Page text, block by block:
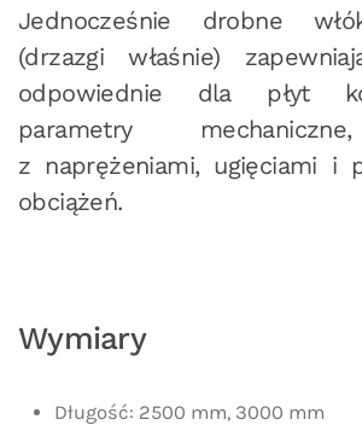
Jednocześnie drobne
(drzazgi właśnie)
odpowiednie dla płyt
parametry
z naprężeniami, ugięciami i
obciążeń.
Wymiary
Długość: 2500 mm, 3000 mm